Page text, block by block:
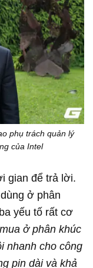
phụ trách quản lý
của Intel
gian để trả lời.
ở phân
yếu tố rất cơ
ở phân khúc
nhanh cho công
pin dài và khả